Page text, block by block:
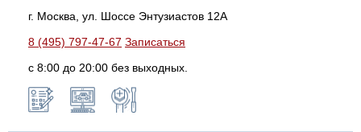
г. Москва, ул. Шоссе Энтузиастов 12А
8 (495) 797-47-67 Записаться
с 8:00 до 20:00 без выходных.